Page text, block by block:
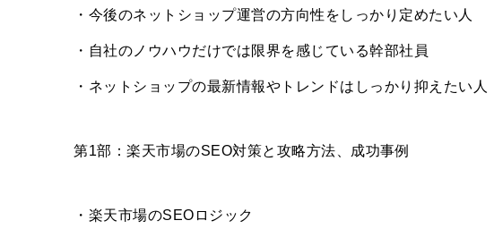
・今後のネットショップ運営の方向性をしっかり定めたい人
・自社のノウハウだけでは限界を感じている幹部社員
・ネットショップの最新情報やトレンドはしっかり抑えたい人
第1部：楽天市場のSEO対策と攻略方法、成功事例
・楽天市場のSEOロジック